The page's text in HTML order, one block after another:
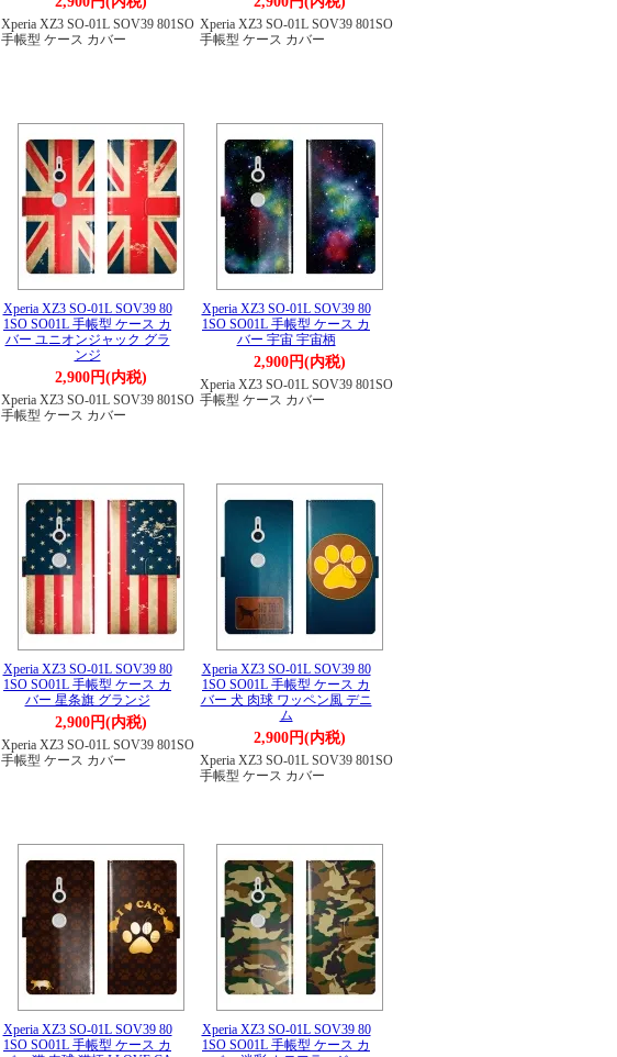
Xperia XZ3 SO-01L SOV39 801SO
手帳型 ケース カバー
Xperia XZ3 SO-01L SOV39 801SO
手帳型 ケース カバー
Xperia XZ3 SO-01L SOV39 80
1SO SO01L 手帳型 ケース カ
バー ユニオンジャック グラ
ンジ
2,900円(内税)
Xperia XZ3 SO-01L SOV39 801SO
手帳型 ケース カバー
Xperia XZ3 SO-01L SOV39 80
1SO SO01L 手帳型 ケース カ
バー 宇宙 宇宙柄
2,900円(内税)
Xperia XZ3 SO-01L SOV39 801SO
手帳型 ケース カバー
Xperia XZ3 SO-01L SOV39 80
1SO SO01L 手帳型 ケース カ
バー 星条旗 グランジ
2,900円(内税)
Xperia XZ3 SO-01L SOV39 801SO
手帳型 ケース カバー
Xperia XZ3 SO-01L SOV39 80
1SO SO01L 手帳型 ケース カ
バー 犬 肉球 ワッペン風 デニ
ム
2,900円(内税)
Xperia XZ3 SO-01L SOV39 801SO
手帳型 ケース カバー
Xperia XZ3 SO-01L SOV39 80
1SO SO01L 手帳型 ケース カ
Xperia XZ3 SO-01L SOV39 80
1SO SO01L 手帳型 ケース カ